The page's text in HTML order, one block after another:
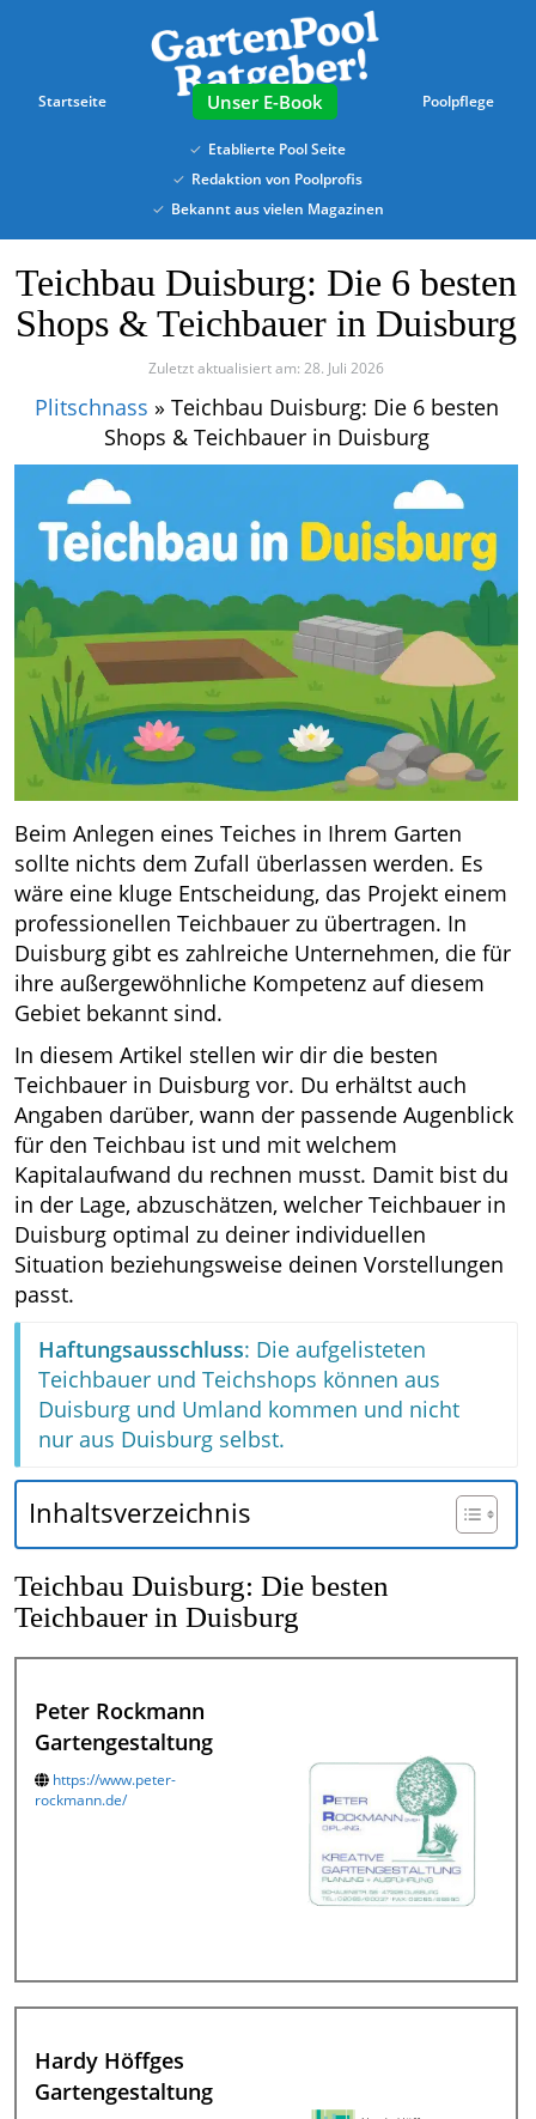
content
Startseite Poolpflege
E-Book
Etablierte Pool Seite
Redaktion von Poolprofis
Bekannt aus vielen Magazinen
Teichbau Duisburg: Die 6 besten
Shops & Teichbauer in Duisburg
Zuletzt aktualisiert am: 28. Juli 2026
Plitschnass » Teichbau Duisburg: Die 6 besten
Shops & Teichbauer in Duisburg
Beim Anlegen eines Teiches in Ihrem Garten
sollte nichts dem Zufall überlassen werden. Es
wäre eine kluge Entscheidung, das Projekt einem
professionellen Teichbauer zu übertragen. In
Duisburg gibt es zahlreiche Unternehmen, die für
ihre außergewöhnliche Kompetenz auf diesem
Gebiet bekannt sind.
In diesem Artikel stellen wir dir die besten
Teichbauer in Duisburg vor. Du erhältst auch
Angaben darüber, wann der passende Augenblick
für den Teichbau ist und mit welchem
Kapitalaufwand du rechnen musst. Damit bist du
in der Lage, abzuschätzen, welcher Teichbauer in
Duisburg optimal zu deiner individuellen
Situation beziehungsweise deinen Vorstellungen
passt.
Haftungsausschluss: Die aufgelisteten
Teichbauer und Teichshops können aus
Duisburg und Umland kommen und nicht
nur aus Duisburg selbst.
Inhaltsverzeichnis
Teichbau Duisburg: Die besten
Teichbauer in Duisburg
Peter Rockmann
Gartengestaltung
https://www.peter-
rockmann.de/
Hardy Höffges
Gartengestaltung